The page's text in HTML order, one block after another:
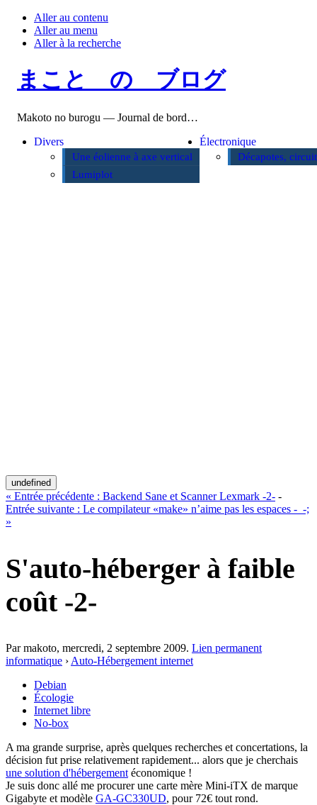
Aller au contenu
Aller au menu
Aller à la recherche
まこと の ブログ
Makoto no burogu — Journal de bord…
Divers
Une éolienne à axe vertical
Lumiplot
Électronique
Décapotes,
undefined
« Entrée précédente : Backend Sane et Scanner Lexmark -2- -
Entrée suivante : Le compilateur «make» n’aime pas les espaces -_-;
»
S'auto-héberger à faible
coût -2-
Par makoto, mercredi, 2 septembre 2009. Lien permanent
informatique › Auto-Hébergement internet
Debian
Écologie
Internet libre
No-box
A ma grande surprise, après quelques recherches et concertations, la
décision fut prise relativement rapidement... alors que je cherchais
une solution d'hébergement économique !
Je suis donc allé me procurer une carte mère Mini-iTX de marque
Gigabyte et modèle GA-GC330UD, pour 72€ tout rond.